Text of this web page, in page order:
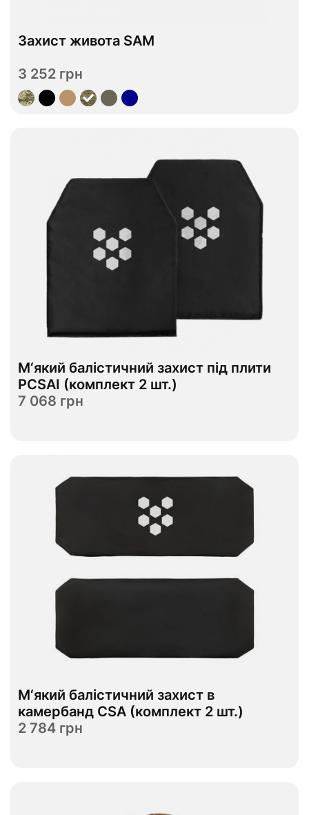
Захист живота SAM
3 252 грн
Відправимо до 08.09
Переглянути
М‘який балістичний захист під плити
PCSAI (комплект 2 шт.)
7 068 грн
Розмір S M
М‘який балістичний захист в
камербанд CSA (комплект 2 шт.)
2 784 грн
M XL